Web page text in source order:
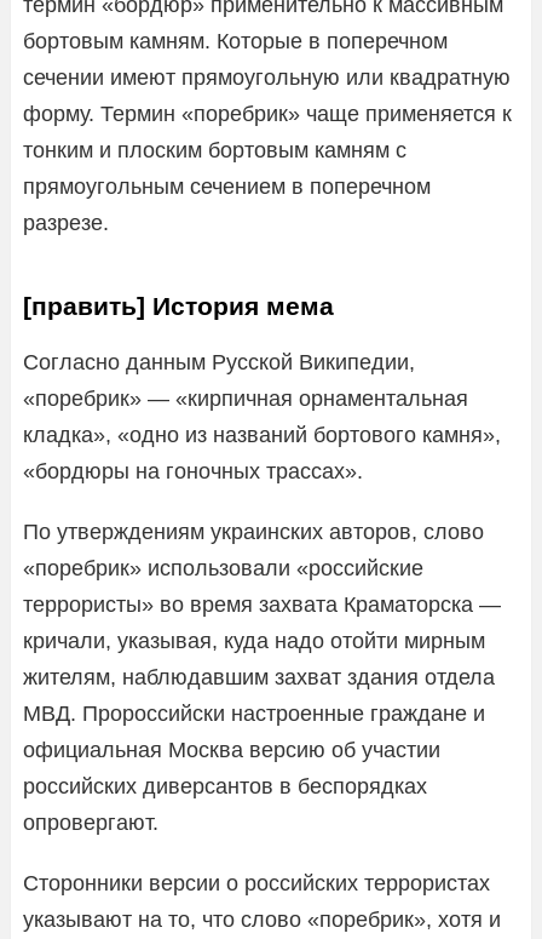
бортовым камням. Которые в поперечном
сечении имеют прямоугольную или квадратную
форму. Термин «поребрик» чаще применяется к
тонким и плоским бортовым камням с
прямоугольным сечением в поперечном
разрезе.
[править] История мема
Согласно данным Русской Википедии,
«поребрик» — «кирпичная орнаментальная
кладка», «одно из названий бортового камня»,
«бордюры на гоночных трассах».
По утверждениям украинских авторов, слово
«поребрик» использовали «российские
террористы» во время захвата Краматорска —
кричали, указывая, куда надо отойти мирным
жителям, наблюдавшим захват здания отдела
МВД. Пророссийски настроенные граждане и
официальная Москва версию об участии
российских диверсантов в беспорядках
опровергают.
Сторонники версии о российских террористах
указывают на то, что слово «поребрик», хотя и